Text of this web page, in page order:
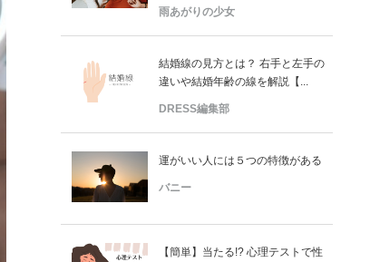
雨あがりの少女
結婚線の見方とは？ 右手と左手の
違いや結婚年齢の線を解説【...
DRESS編集部
運がいい人には５つの特徴がある
バニー
【簡単】当たる!? 心理テストで性